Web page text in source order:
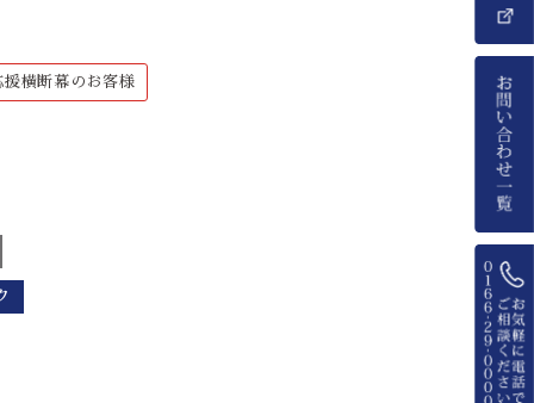
横断幕のお客様